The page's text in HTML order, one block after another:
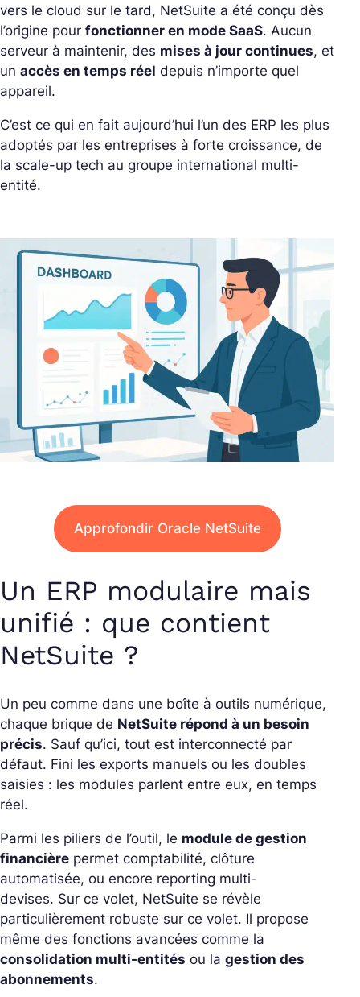
vers le cloud sur le tard, NetSuite a été conçu dès
l’origine pour fonctionner en mode SaaS. Aucun
serveur à maintenir, des mises à jour continues, et
un accès en temps réel depuis n’importe quel
appareil.
C’est ce qui en fait aujourd’hui l’un des ERP les plus
adoptés par les entreprises à forte croissance, de
la scale-up tech au groupe international multi-
entité.
Approfondir Oracle NetSuite
Un ERP modulaire mais
unifié : que contient
NetSuite ?
Un peu comme dans une boîte à outils numérique,
chaque brique de NetSuite répond à un besoin
précis. Sauf qu’ici, tout est interconnecté par
défaut. Fini les exports manuels ou les doubles
saisies : les modules parlent entre eux, en temps
réel.
Parmi les piliers de l’outil, le module de gestion
financière permet comptabilité, clôture
automatisée, ou encore reporting multi-
devises. Sur ce volet, NetSuite se révèle
particulièrement robuste sur ce volet. Il propose
même des fonctions avancées comme la
consolidation multi-entités ou la gestion des
abonnements.